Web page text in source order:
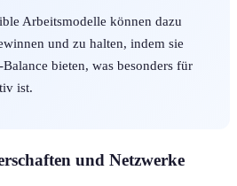
Arbeitsmodelle können dazu
und zu halten, indem sie
bieten, was besonders für
ist.
und Netzwerke